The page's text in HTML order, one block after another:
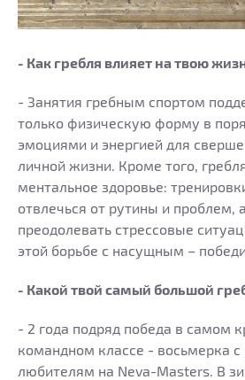
- Как гребля влияет на твою
- Занятия гребным спортом
только физическую форму в
эмоциями и энергией для
личной жизни. Кроме того,
ментальное здоровье:
отвлечься от рутины и проблем,
преодолевать стрессовые
этой борьбе с насущным –
- Какой твой самый большой
- 2 года подряд победа в самом
командном классе - восьмерка
любителям на Neva-Masters. В